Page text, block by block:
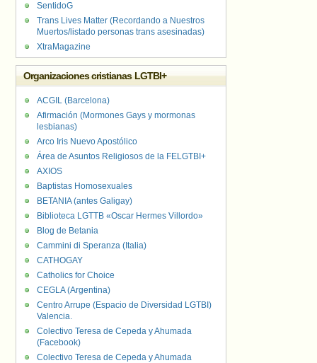
SentidoG
Trans Lives Matter (Recordando a Nuestros
Muertos/listado personas trans asesinadas)
XtraMagazine
Organizaciones cristianas LGTBI+
ACGIL (Barcelona)
Afirmación (Mormones Gays y mormonas
lesbianas)
Arco Iris Nuevo Apostólico
Área de Asuntos Religiosos de la FELGTBI+
AXIOS
Baptistas Homosexuales
BETANIA (antes Galigay)
Biblioteca LGTTB «Oscar Hermes Villordo»
Blog de Betania
Cammini di Speranza (Italia)
CATHOGAY
Catholics for Choice
CEGLA (Argentina)
Centro Arrupe (Espacio de Diversidad LGTBI)
Valencia.
Colectivo Teresa de Cepeda y Ahumada
(Facebook)
Colectivo Teresa de Cepeda y Ahumada